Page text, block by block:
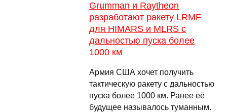
Grumman и Raytheon
разработают ракету LRMF
для HIMARS и MLRS с
дальностью пуска более
1000 км
Армия США хочет получить
тактическую ракету с дальностью
пуска более 1000 км. Ранее её
будущее называлось туманным.